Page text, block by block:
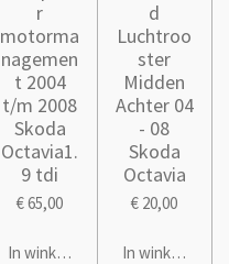
r
motorma
nagemen
t 2004
t/m 2008
Skoda
Octavia1.
9 tdi
€ 65,00
In winkelwagen
d
Luchtroo
ster
Midden
Achter 04
- 08
Skoda
Octavia
€ 20,00
In winkelwagen